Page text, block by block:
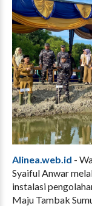
Alinea.web.id -
Syaiful Anwar
instalasi
Maju Tambak